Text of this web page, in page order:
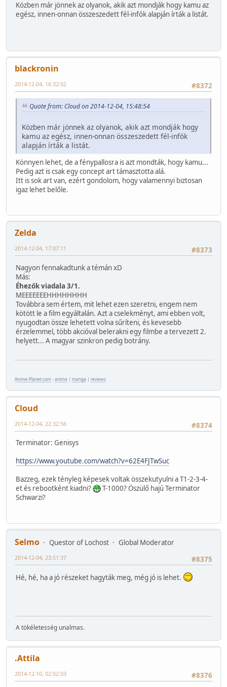
Közben már jönnek az olyanok, akik azt mondják hogy kamu az
egész, innen-onnan összeszedett fél-infók alapján írták a listát.
blackronin
#8372
2014-12-04, 16:32:02
Quote from: Cloud on 2014-12-04, 15:48:54
Közben már jönnek az olyanok, akik azt mondják hogy
kamu az egész, innen-onnan összeszedett fél-infók
alapján írták a listát.
Könnyen lehet, de a fénypallosra is azt mondták, hogy kamu...
Pedig azt is csak egy concept art támasztotta alá.
Itt is sok art van, ezért gondolom, hogy valamennyi biztosan
igaz lehet belőle.
Zelda
#8373
2014-12-04, 17:07:11
Nagyon fennakadtunk a témán xD
Más:
Éhezők viadala 3/1.
MEEEEEEEHHHHHHHH
Továbbra sem értem, mit lehet ezen szeretni, engem nem
kötött le a film egyáltalán. Azt a cselekményt, ami ebben volt,
nyugodtan össze lehetett volna sűríteni, és kevesebb
érzelemmel, több akcióval belerakni egy filmbe a tervezett 2.
helyett... A magyar szinkron pedig botrány.
Anime-Planet.com -anime | manga | reviews
Cloud
#8374
2014-12-04, 22:32:56
Terminator: Genisys
https://www.youtube.com/watch?v=62E4FJTwSuc
Bazzeg, ezek tényleg képesek voltak összekutyulni a T1-2-3-4-
et és rebootként kiadni?
T-1000? Öszülő hajú Terminator
Schwarzi?
Selmo Questor of Lochost
Global Moderator
#8375
2014-12-04, 23:51:37
Hé, hé, ha a jó részeket hagyták meg, még jó is lehet.
A tökéletesség unalmas.
.Attila
#8376
2014-12-10, 02:02:03